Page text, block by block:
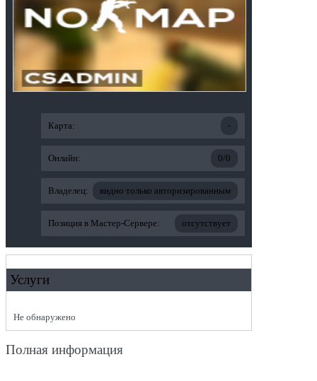
Карта: -
Онлайн: 0/0
Владелец: видно только авторизированным
Позиция в Мастер-Сервере: отсутствует
Услуги
Не обнаружено
Полная информация